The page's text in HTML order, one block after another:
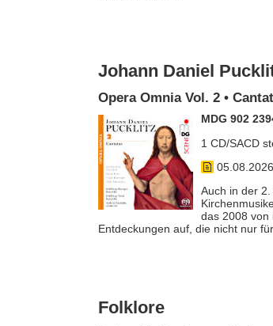
Johann Daniel
Opera Omnia Vol. 2 •
MDG 902
1 CD/SACD
05.08.2026
Auch in der
das 2008 von
Entdeckungen auf, die nicht nur
Folklore